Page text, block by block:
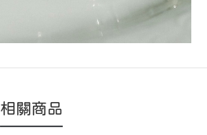
相關商品